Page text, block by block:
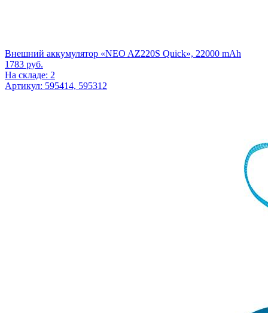
Внешний аккумулятор «NEO AZ220S Quick», 22000 mAh
1783 руб.
На складе: 2
Артикул: 595414, 595312